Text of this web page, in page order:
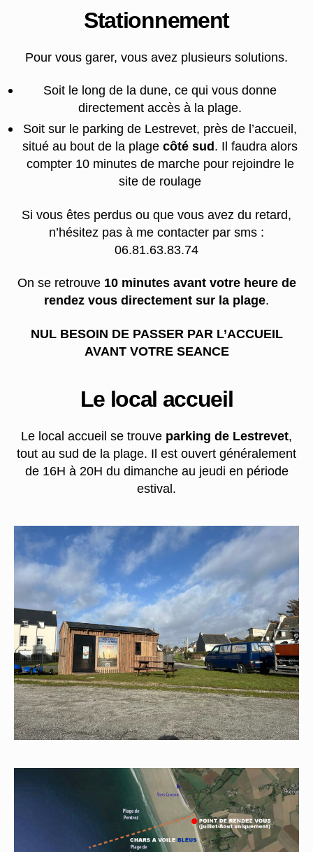
Stationnement
Pour vous garer, vous avez plusieurs solutions.
Soit le long de la dune, ce qui vous donne
directement accès à la plage.
Soit sur le parking de Lestrevet, près de l’accueil,
situé au bout de la plage côté sud . Il faudra alors
compter 10 minutes de marche pour rejoindre le
site de roulage
Si vous êtes perdus ou que vous avez du retard,
n’hésitez pas à me contacter par sms :
06.81.63.83.74
On se retrouve 10 minutes avant votre heure de
rendez vous directement sur la plage.
NUL BESOIN DE PASSER PAR L’ACCUEIL
AVANT VOTRE SEANCE
Le local accueil
Le local accueil se trouve parking de Lestrevet,
tout au sud de la plage. Il est ouvert généralement
de 16H à 20H du dimanche au jeudi en période
estival.